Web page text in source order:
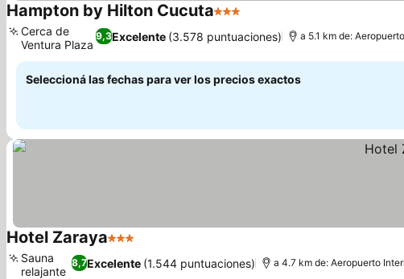
Hampton by Hilton Cucuta3 Estrellas
9,3Excelente (3.578 puntuaciones)
Cerca de
Ventura Plaza
a 5.1 km de:
Seleccioná las fechas para ver los precios exactos
Hotel Zaraya3 Estrellas
8,7Excelente (1.544 puntuaciones)
Sauna
relajante
a 4.7 km de: Aeropuerto